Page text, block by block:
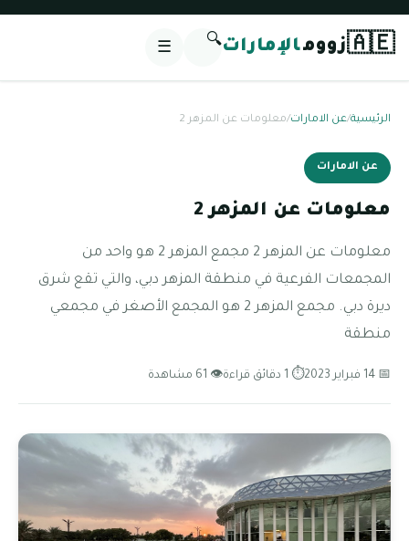
🇦🇪زوومالإمارات🔍
☰
الرئيسية/عن الامارات/معلومات عن المزهر 2
عن الامارات
معلومات عن المزهر 2
معلومات عن المزهر 2 مجمع المزهر 2 هو واحد من
المجمعات الفرعية في منطقة المزهر دبي، والتي تقع شرق
ديرة دبي. مجمع المزهر 2 هو المجمع الأصغر في مجمعي
منطقة
📅 14 فبراير 2023 ⏱ 1 دقائق قراءة 👁 61 مشاهدة